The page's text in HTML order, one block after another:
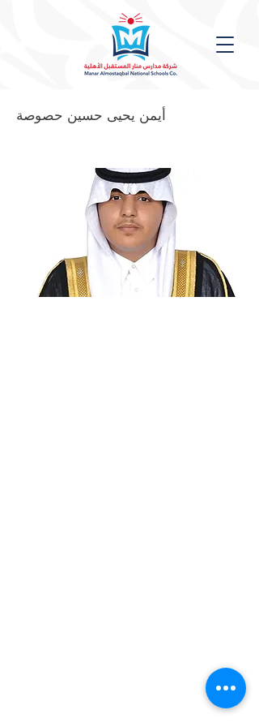
أيمن يحيى حسين حصوصة